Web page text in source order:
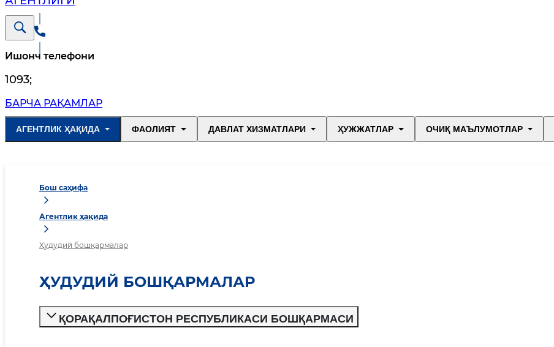
Ишонч телефони
1093;
БАРЧА РАҚАМЛАР
АГЕНТЛИК ҲАҚИДА ФАОЛИЯТ ДАВЛАТ ХИЗМАТЛАРИ ҲУЖЖАТЛАР ОЧИҚ МАЪЛУМОТЛАР
Бош саҳифа
Агентлик ҳақида
Ҳудудий бошқармалар
ҲУДУДИЙ БОШҚАРМАЛАР
ҚОРАҚАЛПОҒИСТОН РЕСПУБЛИКАСИ БОШҚАРМАСИ